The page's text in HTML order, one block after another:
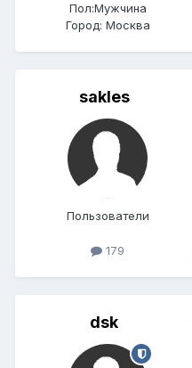
Пол:Мужчина
Город: Москва
sakles
Пользователи
179
dsk